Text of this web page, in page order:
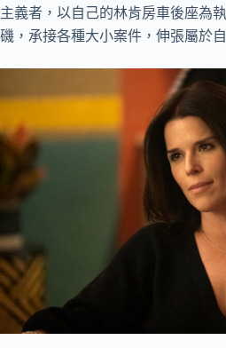
主義者，以自己的林肯房車後座為
磯，承接各種大小案件，伸張屬於